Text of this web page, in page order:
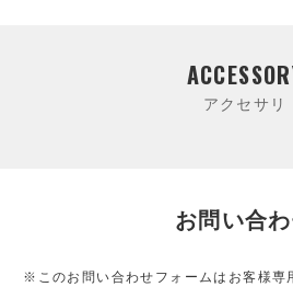
アクセサリ
お問い合
※このお問い合わせフォームはお客様専